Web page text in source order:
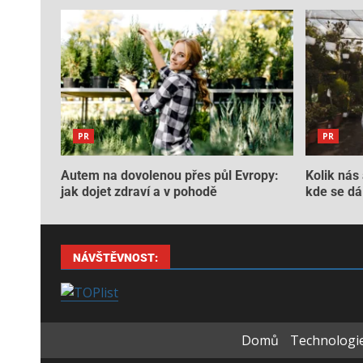
PR
Autem na dovolenou přes půl Evropy:
jak dojet zdraví a v pohodě
PR
Kolik nás
kde se
NÁVŠTĚVNOST:
Domů